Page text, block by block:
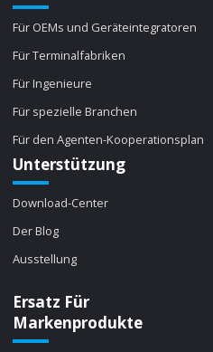
Für OEMs und Geräteintegratoren
Für Terminalfabriken
Für Ingenieure
Für spezielle Branchen
Für den Agenten-Kooperationsplan
Unterstützung
Download-Center
Der Blog
Ausstellung
Ersatz Für
Markenprodukte